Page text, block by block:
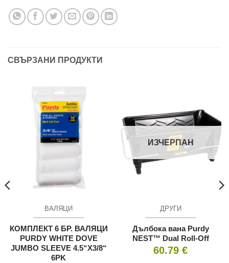
СВЪРЗАНИ ПРОДУКТИ
ВАЛЯЦИ
КОМПЛЕКТ 6 БР. ВАЛЯЦИ
PURDY WHITE DOVE
JUMBO SLEEVE 4.5“X3/8“
6PK
ИЗЧЕРПАН
ДРУГИ
Дълбока вана Purdy
NEST™ Dual Roll-Off
60.79 €